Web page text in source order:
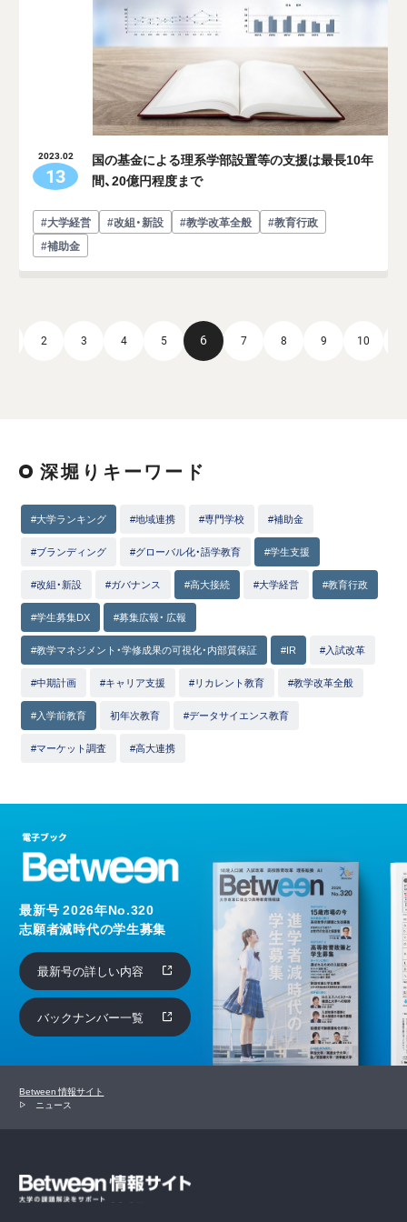
2023.02
13
国の基金による理系学部設置等の支援は最長10年
間、20億円程度まで
#大学経営 #改組・新設 #教学改革全般
#教育行政
#補助金
2 3 4 5 6 7 8 9 10
深堀りキーワード
#大学ランキング #地域連携 #専門学校 #補助金
#ブランディング #グローバル化・語学教育 #学生支援
#改組・新設 #ガバナンス #高大接続 #大学経営 #教育行政
#学生募集DX #募集広報・ 広報
#教学マネジメント・学修成果の可視化・内部質保証 #IR #入試改革
#中期計画 #キャリア支援 #リカレント教育 #教学改革全般
#入学前教育 初年次教育 #データサイエンス教育
#マーケット調査 #高大連携
最新号 2026年No.320
志願者減時代の学生募集
最新号の詳しい内容
バックナンバー一覧
Between 情報サイト
ニュース